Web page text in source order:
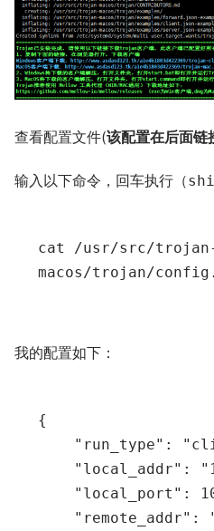
查看配置文件(该配置在后面链
输入以下命令，回车执行（
cat /usr/src/trojan
macos /trojan/config .
我的配置如下：
{
"run_type" :
"local_addr" :
"local_port" :
"remote_addr" :